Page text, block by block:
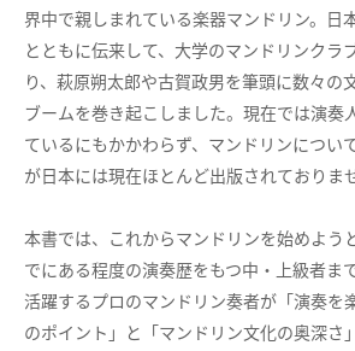
界中で親しまれている楽器マンドリン。日
とともに伝来して、大学のマンドリンクラ
り、萩原朔太郎や古賀政男を筆頭に数々の
ブームを巻き起こしました。現在では演奏
ているにもかかわらず、マンドリンについ
が日本には現在ほとんど出版されておりま
本書では、これからマンドリンを始めよう
でにある程度の演奏歴をもつ中・上級者ま
活躍するプロのマンドリン奏者が「演奏を
のポイント」と「マンドリン文化の奥深さ